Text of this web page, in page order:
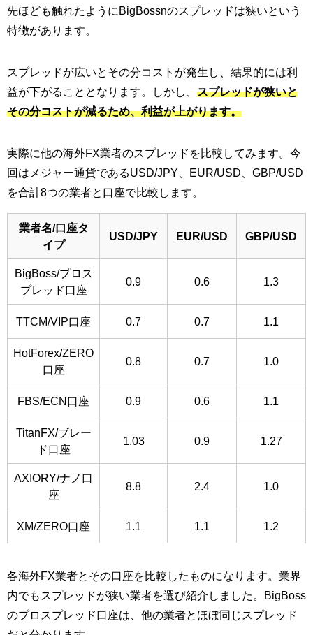
先ほども触れたようにBigBossnのスプレッドは狭いという
特徴があります。
スプレッドが広いとその分コストが発生し、結果的には利
益が下がることとなります。しかし、 スプレッドが狭いと
その分コストが減るため、利益が上がります。
実際に他の海外FX業者のスプレッドを比較してみます。今
回はメジャー通貨であるUSD/JPY、EUR/USD、GBP/USD
を合計8つの業者と口座で比較します。
業者名/口座タ
イプ
USD/JPY EUR/USD GBP/USD
BigBoss/プロス
プレッド口座
0.9 0.6 1.3
TTCM/VIP口座 0.7 0.7 1.1
HotForex/ZERO
口座
0.8 0.7 1.0
FBS/ECN口座 0.9 0.6 1.1
TitanFX/ブレー
ド口座
1.03 0.9 1.27
AXIORY/ナノ口
座
8.8 2.4 1.0
XM/ZERO口座 1.1 1.1 1.2
各海外FX業者とその口座を比較したものになります。業界
内でもスプレッドが狭い業者を選び紹介しました。BigBoss
のプロスプレッド口座は、他の業者とほぼ同じスプレッド